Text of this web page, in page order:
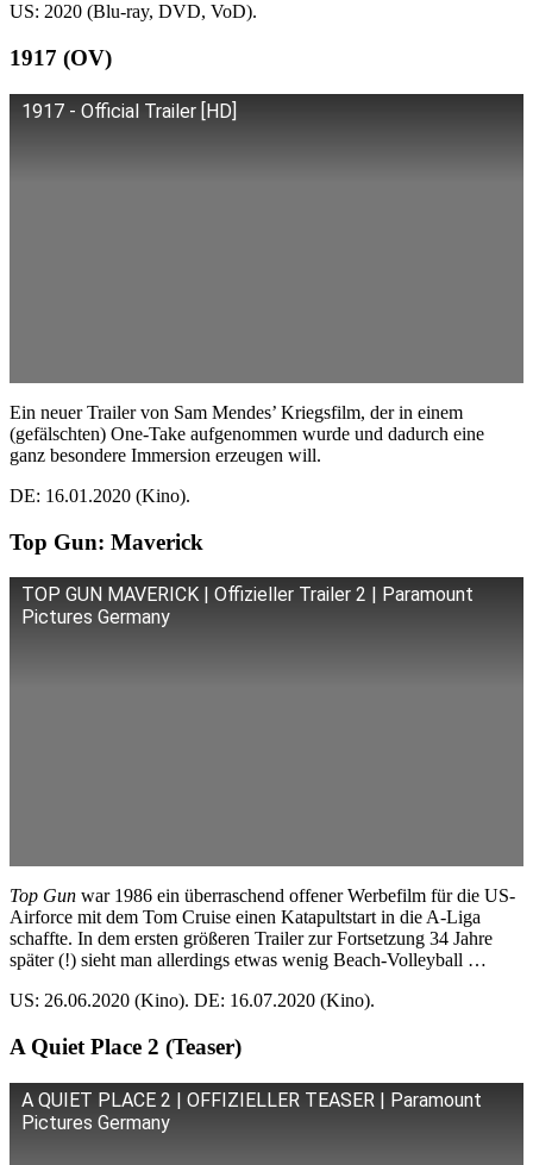
US: 2020 (Blu-ray, DVD, VoD).
1917 (OV)
1917 - Official Trailer [HD]
Ein neuer Trailer von Sam Mendes’ Kriegsfilm, der in einem
(gefälschten) One-Take aufgenommen wurde und dadurch eine
ganz besondere Immersion erzeugen will.
DE: 16.01.2020 (Kino).
Top Gun: Maverick
TOP GUN MAVERICK | Offizieller Trailer 2 | Paramount
Pictures Germany
Top Gun war 1986 ein überraschend offener Werbefilm für die US-
Airforce mit dem Tom Cruise einen Katapultstart in die A-Liga
schaffte. In dem ersten größeren Trailer zur Fortsetzung 34 Jahre
später (!) sieht man allerdings etwas wenig Beach-Volleyball …
US: 26.06.2020 (Kino). DE: 16.07.2020 (Kino).
A Quiet Place 2 (Teaser)
A QUIET PLACE 2 | OFFIZIELLER TEASER | Paramount
Pictures Germany